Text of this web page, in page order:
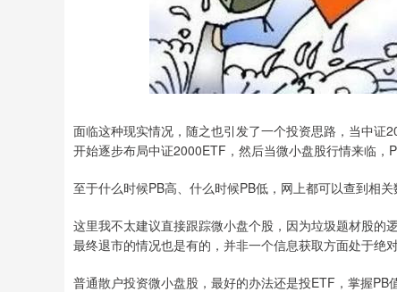
面临这种现实情况，随之也引发了一个投资思路，当中证
开始逐步布局中证2000ETF，然后当微小盘股行情来临，
至于什么时候PB高、什么时候PB低，网上都可以查到相
这里我不太建议直接跟踪微小盘个股，因为垃圾题材股的
最终退市的情况也是有的，并非一个信息获取方面处于绝
普通散户投资微小盘股，最好的办法还是投ETF，掌握